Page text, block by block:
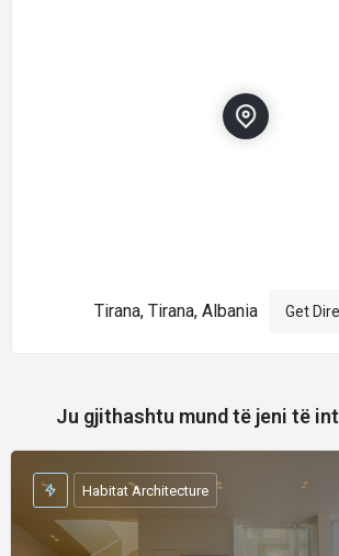
Tirana, Tirana, Albania Get
Ju gjithashtu mund të jeni të
Habitat Architecture